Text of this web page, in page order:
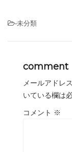
-未分類
comment
メールアドレ
いている欄は
コメント ※